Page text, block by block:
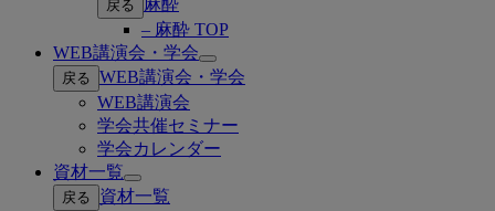
戻る
麻酔
– 麻酔 TOP
WEB講演会・学会
Open
submenu
戻る WEB講演会・学会
WEB講演会
学会共催セミナー
学会カレンダー
資材一覧
Open
submenu
戻る
資材一覧